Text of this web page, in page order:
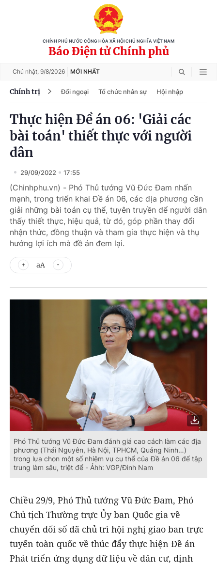
CHÍNH PHỦ NƯỚC CỘNG HÒA XÃ HỘI CHỦ NGHĨA VIỆT NAM
Báo Điện tử Chính phủ
Chủ nhật, 9/8/2026 MỚI NHẤT
Chính trị Đối ngoại Tổ chức nhân sự Hội nhập
Thực hiện Đề án 06: 'Giải các
bài toán' thiết thực với người
dân
29/09/2022 17:55
(Chinhphu.vn) - Phó Thủ tướng Vũ Đức Đam nhấn
mạnh, trong triển khai Đề án 06, các địa phương cần
giải những bài toán cụ thể, tuyên truyền để người dân
thấy thiết thực, hiệu quả, từ đó, góp phần thay đổi
nhận thức, đồng thuận và tham gia thực hiện và thụ
hưởng lợi ích mà đề án đem lại.
aA
Phó Thủ tướng Vũ Đức Đam đánh giá cao cách làm các địa
phương (Thái Nguyên, Hà Nội, TPHCM, Quảng Ninh…)
trong lựa chọn một số nhiệm vụ cụ thể của Đề án 06 để tập
trung làm sâu, triệt để - Ảhh: VGP/Đình Nam
Chiều 29/9, Phó Thủ tướng Vũ Đức Đam, Phó
Chủ tịch Thường trực Ủy ban Quốc gia về
chuyển đổi số đã chủ trì hội nghị giao ban trực
tuyến toàn quốc về thúc đẩy thực hiện Đề án
Phát triển ứng dụng dữ liệu về dân cư, định